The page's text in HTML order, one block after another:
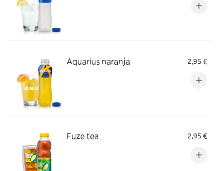
Aquarius naranja 2,95 €
Fuze tea 2,95 €